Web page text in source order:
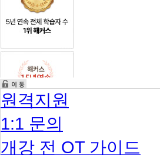
원격지원
1:1 문의
개강 전 OT 가이드